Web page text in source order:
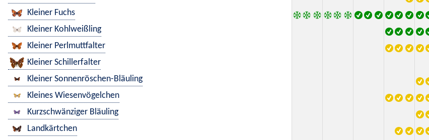
Kleiner Fuchs
Kleiner Kohlweißling
Kleiner Perlmuttfalter
Kleiner Schillerfalter
Kleiner Sonnenröschen-Bläuling
Kleines Wiesenvögelchen
Kurzschwänziger Bläuling
Landkärtchen